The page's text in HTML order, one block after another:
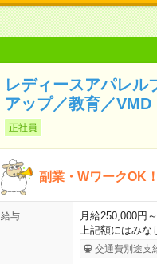
レディースアパレル
アップ／教育／VMD
正社員
副業・WワークOK
給与
月給250,000円
上記額にはみ
交通費別途支